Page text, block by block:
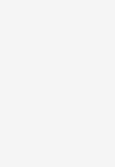
근개 힘줄이 견봉(어깨뼈 봉우
외에도 다음과 같은 여러 요인들
.